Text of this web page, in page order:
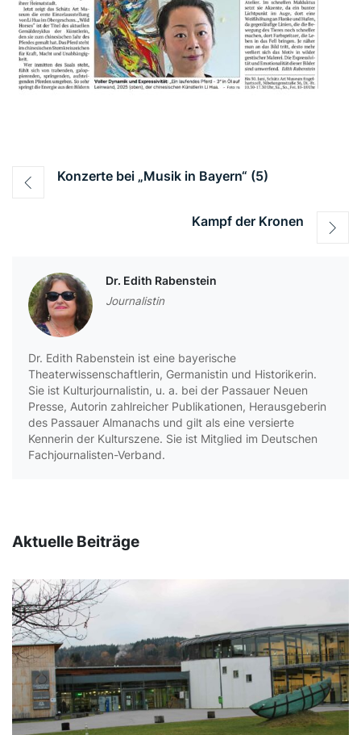
Beitragsnavigation
Konzerte bei „Musik in Bayern“ (5)
Kampf der Kronen
Dr. Edith Rabenstein
Journalistin
Dr. Edith Rabenstein ist eine bayerische
Theaterwissenschaftlerin, Germanistin und Historikerin.
Sie ist Kulturjournalistin, u. a. bei der Passauer Neuen
Presse, Autorin zahlreicher Publikationen, Herausgeberin
des Passauer Almanachs und gilt als eine versierte
Kennerin der Kulturszene. Sie ist Mitglied im Deutschen
Fachjournalisten-Verband.
Aktuelle Beiträge